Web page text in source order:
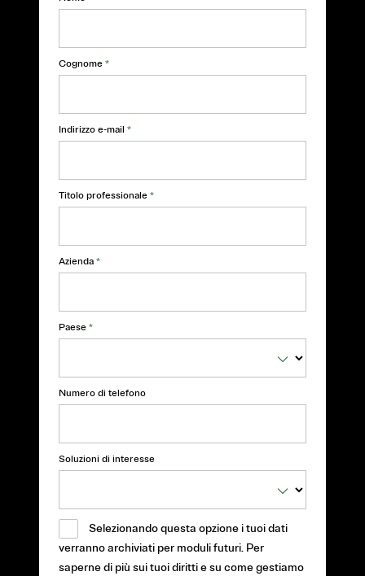
Cognome *
Indirizzo e-mail *
Titolo professionale *
Azienda *
Paese *
Numero di telefono
Soluzioni di interesse
Selezionando questa opzione i tuoi dati
verranno archiviati per moduli futuri. Per
saperne di più sui tuoi diritti e su come gestiamo